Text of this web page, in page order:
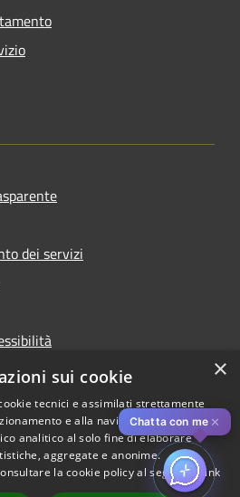
dei servizi
per l'anno 2025
Copyright © 2026 • Comune di
Rozzano • Powered by
Chatta con me ✕
×
sui cookie
tecnici e assimilati strettamente
e alla navigazione del sito,
analitico al solo fine di elaborare
aggregate e anonime.
la cookie policy al seguente link